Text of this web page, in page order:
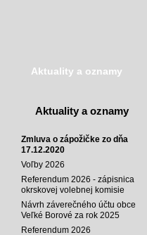
Aktuality a oznamy
Aktuality a oznamy
Zmluva o zápožičke zo dňa
17.12.2020
Voľby 2026
Referendum 2026 - zápisnica
okrskovej volebnej komisie
Návrh záverečného účtu obce
Veľké Borové za rok 2025
Referendum 2026